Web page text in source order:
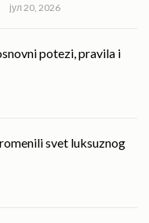
јул 20, 2026
potezi, pravila i
svet luksuznog